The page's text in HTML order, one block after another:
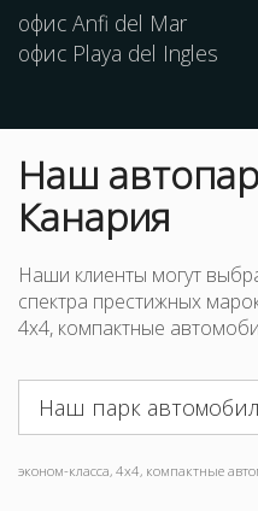
офис Anfi del Mar
офис Playa del Ingles
Наш
Канария
Наши клиенты могут
спектра престижных
4x4, компактные
Наш парк
эконом-класса, 4x4, компактные